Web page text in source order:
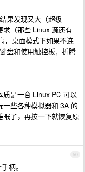
果发现又大（超级
求（那些 Linux 源还有
，桌面模式下如果不连
盘和使用触控板，折腾
是一台 Linux PC 可以
些各种模拟器和 3A 的
眠了，再按一下就恢复原
50
柄。